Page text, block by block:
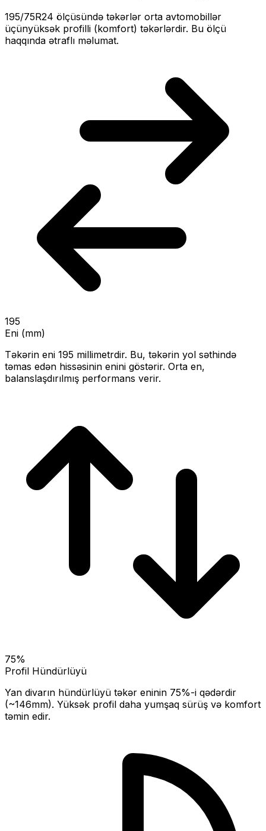
195/75R24 ölçüsündə təkərlər orta avtomobillər
üçünyüksək profilli (komfort) təkərlərdir. Bu ölçü
haqqında ətraflı məlumat.
195
Eni (mm)
Təkərin eni 195 millimetrdir. Bu, təkərin yol səthində
təmas edən hissəsinin enini göstərir. Orta en,
balanslaşdırılmış performans verir.
75%
Profil Hündürlüyü
Yan divarın hündürlüyü təkər eninin 75%-i qədərdir
(~146mm). Yüksək profil daha yumşaq sürüş və komfort
təmin edir.